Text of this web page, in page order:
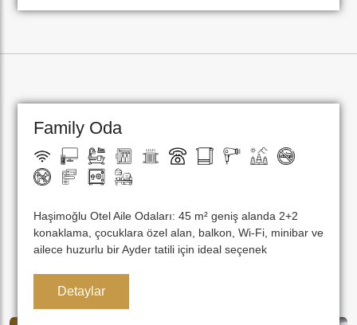
Family Oda
Haşimoğlu Otel Aile Odaları: 45 m² geniş alanda 2+2
konaklama, çocuklara özel alan, balkon, Wi-Fi, minibar ve
ailece huzurlu bir Ayder tatili için ideal seçenek
Detaylar